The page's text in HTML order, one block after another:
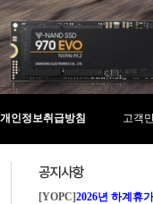
개인정보취급방침 고객
[YOPC]2026년 하계휴가 8/1~8/4